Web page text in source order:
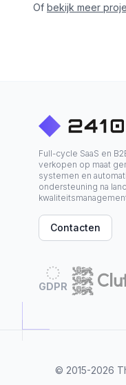
Of bekijk meer
Full-cycle SaaS en
verkopen op maat
systemen en
ondersteuning na
Contacten
GDPR
© 2015-2026